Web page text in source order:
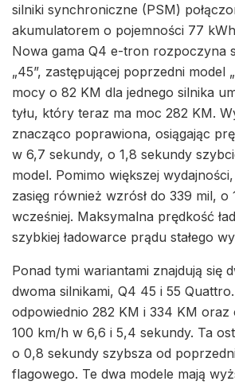
silniki synchroniczne (PSM)
akumulatorem o pojemności 77
Nowa gama Q4 e-tron rozpoczyna
„45”, zastępującej poprzedni model
mocy o 82 KM dla jednego silnika
tyłu, który teraz ma moc 282 KM.
znacząco poprawiona, osiągając
w 6,7 sekundy, o 1,8 sekundy
model. Pomimo większej
zasięg również wzrósł do 339 mil, o
wcześniej. Maksymalna prędkość
szybkiej ładowarce prądu stałego
Ponad tymi wariantami znajdują się
dwoma silnikami, Q4 45 i 55
odpowiednio 282 KM i 334 KM oraz
100 km/h w 6,6 i 5,4 sekundy. Ta
o 0,8 sekundy szybsza od
flagowego. Te dwa modele mają